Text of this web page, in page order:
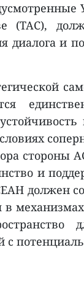
(TAC),
диалога и
стороны
и
должен
в
с